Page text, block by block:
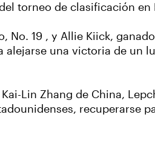
torneo de clasificación en
No. 19 , y Allie Kiick,
una victoria de un
Lin Zhang de China,
recuperarse